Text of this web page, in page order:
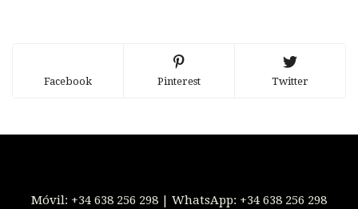
Facebook Pinterest Twitter
Móvil: +34 638 256 298 | WhatsApp: +34 638 256 298